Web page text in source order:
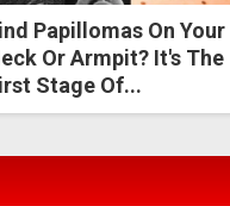
Papillomas On Your
Or Armpit? It's The
Stage Of...